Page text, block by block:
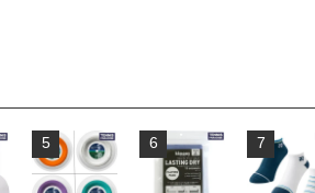
5 6 7